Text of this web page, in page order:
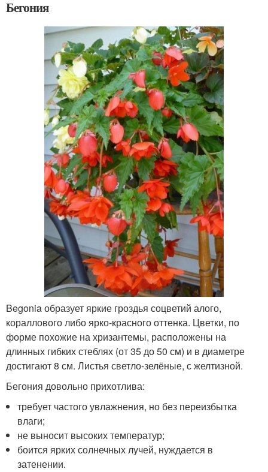
Бегония
Begonia образует яркие гроздья соцветий алого,
кораллового либо ярко-красного оттенка. Цветки, по
форме похожие на хризантемы, расположены на
длинных гибких стеблях (от 35 до 50 см) и в диаметре
достигают 8 см. Листья светло-зелёные, с желтизной.
Бегония довольно прихотлива:
требует частого увлажнения, но без переизбытка
влаги;
не выносит высоких температур;
боится ярких солнечных лучей, нуждается в
затенении.